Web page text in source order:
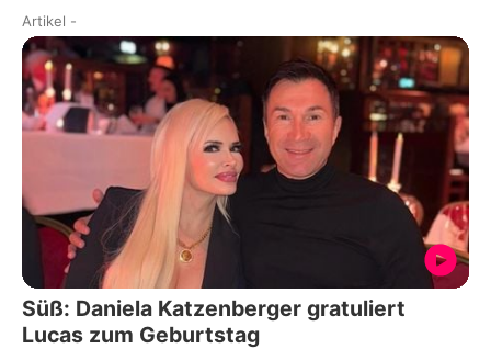
Artikel -
Süß: Daniela Katzenberger gratuliert
Lucas zum Geburtstag